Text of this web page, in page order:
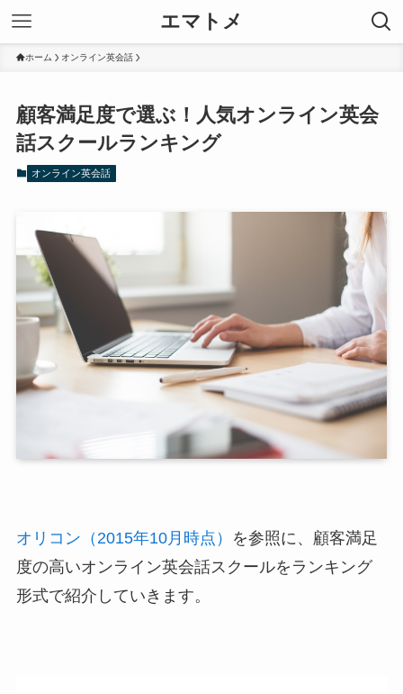
エマトメ
ホーム オンライン英会話
顧客満足度で選ぶ！人気オンライン英会
話スクールランキング
オンライン英会話
オリコン（2015年10月時点）
を参照に、顧客満足
度の高いオンライン英会話スクールをランキング
形式で紹介していきます。